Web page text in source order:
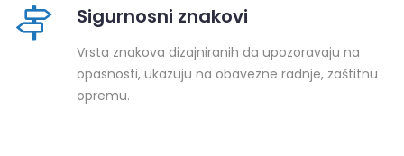
Sigurnosni znakovi
Vrsta znakova dizajniranih da upozoravaju na
opasnosti, ukazuju na obavezne radnje, zaštitnu
opremu.